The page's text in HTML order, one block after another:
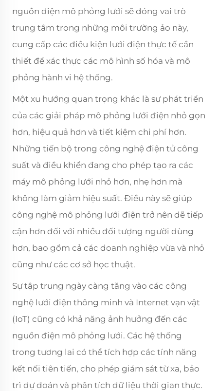
nguồn điện mô phỏng lưới sẽ đóng vai trò
trung tâm trong những môi trường ảo này,
cung cấp các điều kiện lưới điện thực tế cần
thiết để xác thực các mô hình số hóa và mô
phỏng hành vi hệ thống.
Một xu hướng quan trọng khác là sự phát triển
của các giải pháp mô phỏng lưới điện nhỏ gọn
hơn, hiệu quả hơn và tiết kiệm chi phí hơn.
Những tiến bộ trong công nghệ điện tử công
suất và điều khiển đang cho phép tạo ra các
máy mô phỏng lưới nhỏ hơn, nhẹ hơn mà
không làm giảm hiệu suất. Điều này sẽ giúp
công nghệ mô phỏng lưới điện trở nên dễ tiếp
cận hơn đối với nhiều đối tượng người dùng
hơn, bao gồm cả các doanh nghiệp vừa và nhỏ
cũng như các cơ sở học thuật.
Sự tập trung ngày càng tăng vào các công
nghệ lưới điện thông minh và Internet vạn vật
(IoT) cũng có khả năng ảnh hưởng đến các
nguồn điện mô phỏng lưới. Các hệ thống
trong tương lai có thể tích hợp các tính năng
kết nối tiên tiến, cho phép giám sát từ xa, bảo
trì dự đoán và phân tích dữ liệu thời gian thực.